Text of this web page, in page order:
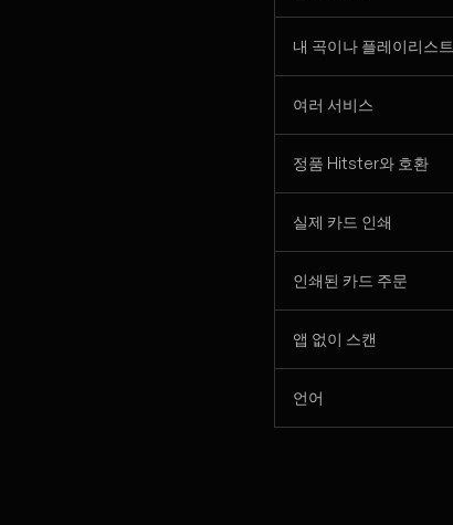
내 곡이나 플레이리스트
여러 서비스
정품 Hitster와 호환
실제 카드 인쇄
인쇄된 카드 주문
앱 없이 스캔
언어